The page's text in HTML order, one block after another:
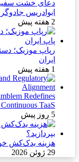
دعای خشت
ابوادریس
2 هفته پیش
رپاپ موزیک؛
ایران
1 هفته پیش
Redefines
TaaS
5 روز پیش
هزینه یدک‌کش خودرو در
29 ژوئن 2026